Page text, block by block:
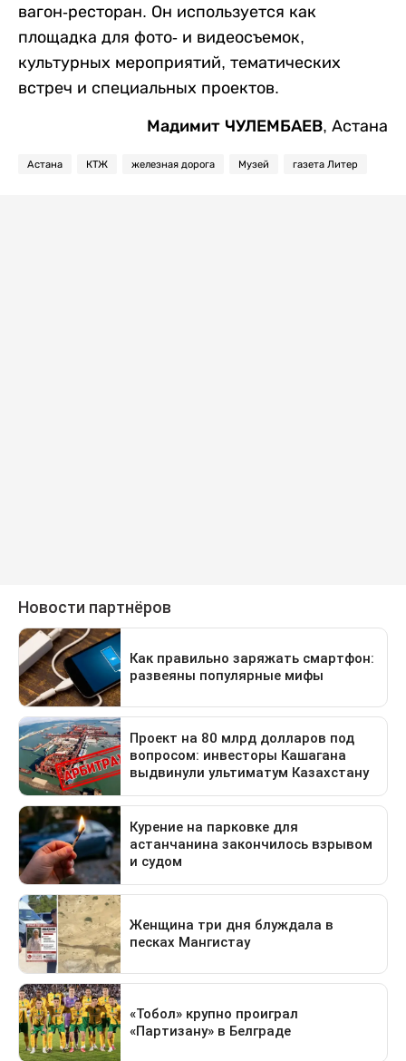
вагон-ресторан. Он используется как
площадка для фото- и видеосъемок,
культурных мероприятий, тематических
встреч и специальных проектов.
Мадимит ЧУЛЕМБАЕВ, Астана
Астана КТЖ железная дорога Музей газета Литер